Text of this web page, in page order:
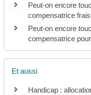
Peut-on encore
compensatrice
Peut-on encore
compensatrice
Et aussi
Handicap :